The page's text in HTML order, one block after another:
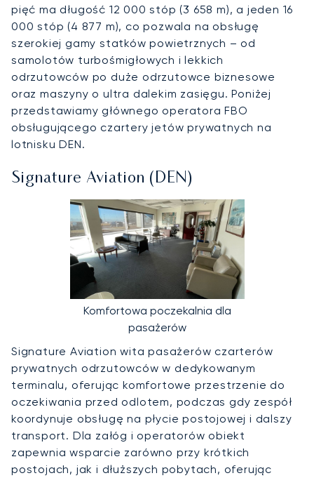
pięć ma długość 12 000 stóp (3 658 m), a jeden 16
000 stóp (4 877 m), co pozwala na obsługę
szerokiej gamy statków powietrznych – od
samolotów turbośmigłowych i lekkich
odrzutowców po duże odrzutowce biznesowe
oraz maszyny o ultra dalekim zasięgu. Poniżej
przedstawiamy głównego operatora FBO
obsługującego czartery jetów prywatnych na
lotnisku DEN.
Signature Aviation (DEN)
Komfortowa poczekalnia dla
pasażerów
Signature Aviation wita pasażerów czarterów
prywatnych odrzutowców w dedykowanym
terminalu, oferując komfortowe przestrzenie do
oczekiwania przed odlotem, podczas gdy zespół
koordynuje obsługę na płycie postojowej i dalszy
transport. Dla załóg i operatorów obiekt
zapewnia wsparcie zarówno przy krótkich
postojach, jak i dłuższych pobytach, oferując